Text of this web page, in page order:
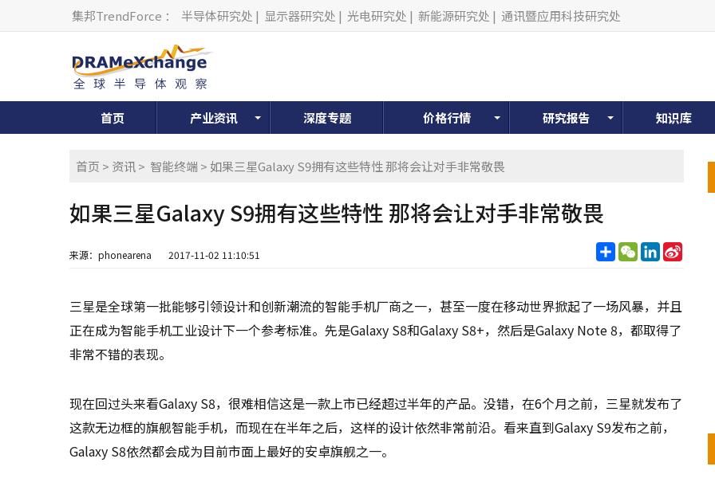
集邦TrendForce ： 半导体研究处 | 显示器研究处 | 光电研究处 | 新能源研究处 | 通讯暨应用科技研究处
首页 产业资讯 深度专题 价格行情 研究报告 知识库
首页 > 资讯> 智能终端> 如果三星Galaxy S9拥有这些特性 那将会让对手非常敬畏
如果三星Galaxy S9拥有这些特性 那将会让对手非常敬畏
来源：phonearena 2017-11-02 11:10:51 分
享
WeChatLinkedIn
Sina
三星是全球第一批能够引领设计和创新潮流的智能手机厂商之一，甚至一度在移动世界掀起了一场风暴，并且
正在成为智能手机工业设计下一个参考标准。先是Galaxy S8和Galaxy S8+，然后是Galaxy Note 8，都取得了
非常不错的表现。
现在回过头来看Galaxy S8，很难相信这是一款上市已经超过半年的产品。没错，在6个月之前，三星就发布了
这款无边框的旗舰智能手机，而现在在半年之后，这样的设计依然非常前沿。看来直到Galaxy S9发布之前，
Galaxy S8依然都会成为目前市面上最好的安卓旗舰之一。